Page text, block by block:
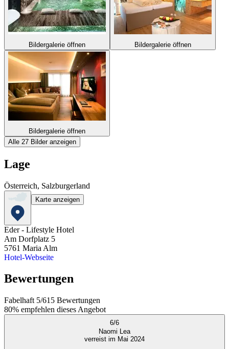
Bildergalerie öffnen Bildergalerie öffnen
Bildergalerie öffnen
Alle 27 Bilder anzeigen
Lage
Österreich, Salzburgerland
Karte anzeigen
Eder - Lifestyle Hotel
Am Dorfplatz 5
5761 Maria Alm
Hotel-Webseite
Bewertungen
Fabelhaft 5/615 Bewertungen
80% empfehlen dieses Angebot
6/6
Naomi Lea
verreist im Mai 2024